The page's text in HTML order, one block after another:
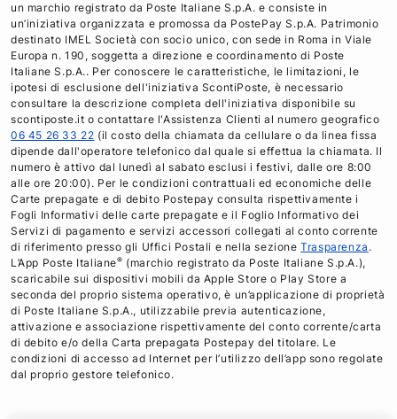
un marchio registrato da Poste Italiane S.p.A. e consiste in
un’iniziativa organizzata e promossa da PostePay S.p.A. Patrimonio
destinato IMEL Società con socio unico, con sede in Roma in Viale
Europa n. 190, soggetta a direzione e coordinamento di Poste
Italiane S.p.A.. Per conoscere le caratteristiche, le limitazioni, le
ipotesi di esclusione dell'iniziativa ScontiPoste, è necessario
consultare la descrizione completa dell'iniziativa disponibile su
scontiposte.it o contattare l'Assistenza Clienti al numero geografico
06 45 26 33 22 (il costo della chiamata da cellulare o da linea fissa
dipende dall'operatore telefonico dal quale si effettua la chiamata. Il
numero è attivo dal lunedì al sabato esclusi i festivi, dalle ore 8:00
alle ore 20:00). Per le condizioni contrattuali ed economiche delle
Carte prepagate e di debito Postepay consulta rispettivamente i
Fogli Informativi delle carte prepagate e il Foglio Informativo dei
Servizi di pagamento e servizi accessori collegati al conto corrente
di riferimento presso gli Uffici Postali e nella sezioneTrasparenza .
L’App Poste Italiane® (marchio registrato da Poste Italiane S.p.A.),
scaricabile sui dispositivi mobili da Apple Store o Play Store a
seconda del proprio sistema operativo, è un’applicazione di proprietà
di Poste Italiane S.p.A., utilizzabile previa autenticazione,
attivazione e associazione rispettivamente del conto corrente/carta
di debito e/o della Carta prepagata Postepay del titolare. Le
condizioni di accesso ad Internet per l’utilizzo dell’app sono regolate
dal proprio gestore telefonico.